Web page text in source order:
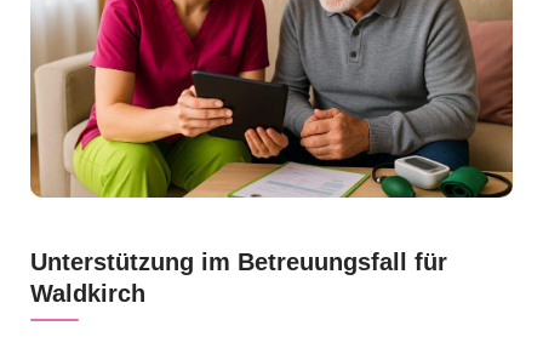
Unterstützung im Betreuungsfall für
Waldkirch